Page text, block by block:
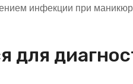
инфекции при
для